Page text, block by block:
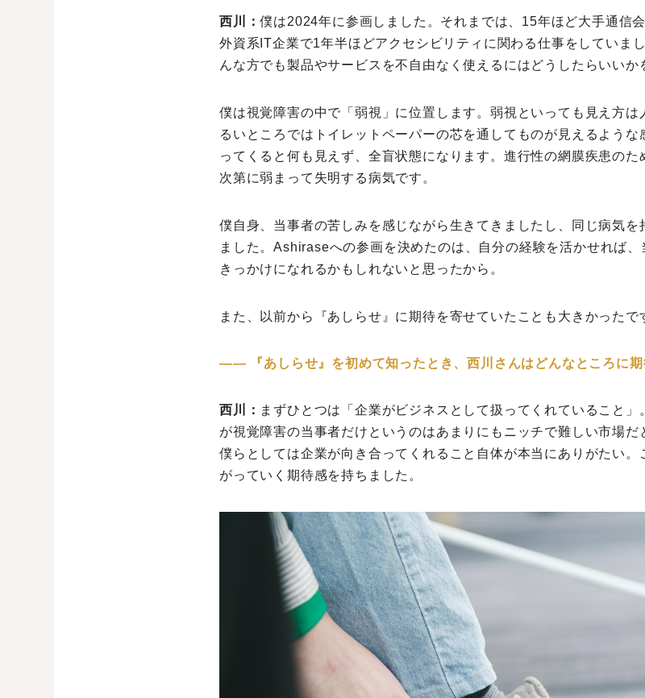
西川：僕は2024年に参画しました。それまでは、15年ほど大手通信
外資系IT企業で1年半ほどアクセシビリティに関わる仕事をしていま
んな方でも製品やサービスを不自由なく使えるにはどうしたらいいか
僕は視覚障害の中で「弱視」に位置します。弱視といっても見え方
るいところではトイレットペーパーの芯を通してものが見えるよう
ってくると何も見えず、全盲状態になります。進行性の網膜疾患の
次第に弱まって失明する病気です。
僕自身、当事者の苦しみを感じながら生きてきましたし、同じ病気を
ました。Ashiraseへの参画を決めたのは、自分の経験を活かせれば
きっかけになれるかもしれないと思ったから。
また、以前から『あしらせ』に期待を寄せていたことも大きかったで
―― 『あしらせ』を初めて知ったとき、西川さんはどんなところに期
西川： まずひとつは「企業がビジネスとして扱ってくれていること
が視覚障害の当事者だけというのはあまりにもニッチで難しい市場
僕らとしては企業が向き合ってくれること自体が本当にありがたい
がっていく期待感を持ちました。